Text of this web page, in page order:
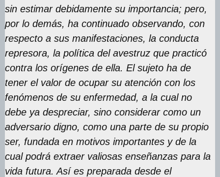
sin estimar debidamente su importancia; pero,
por lo demás, ha continuado observando, con
respecto a sus manifestaciones, la conducta
represora, la política del avestruz que practicó
contra los orígenes de ella. El sujeto ha de
tener el valor de ocupar su atención con los
fenómenos de su enfermedad, a la cual no
debe ya despreciar, sino considerar como un
adversario digno, como una parte de su propio
ser, fundada en motivos importantes y de la
cual podrá extraer valiosas enseñanzas para la
vida futura. Así es preparada desde el